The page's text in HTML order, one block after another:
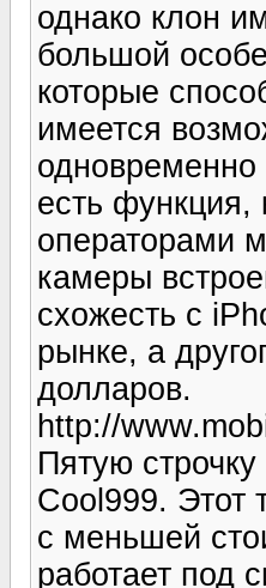
однако клон
большой
которые
имеется
одновременно
есть функция,
операторами
камеры
схожесть с
рынке, а
долларов.
http://
Пятую
Cool999. Этот
с меньшей
работает под